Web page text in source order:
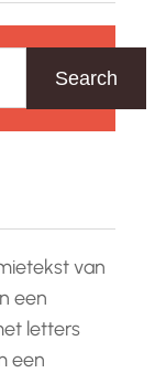
Search
van
een
letters
een